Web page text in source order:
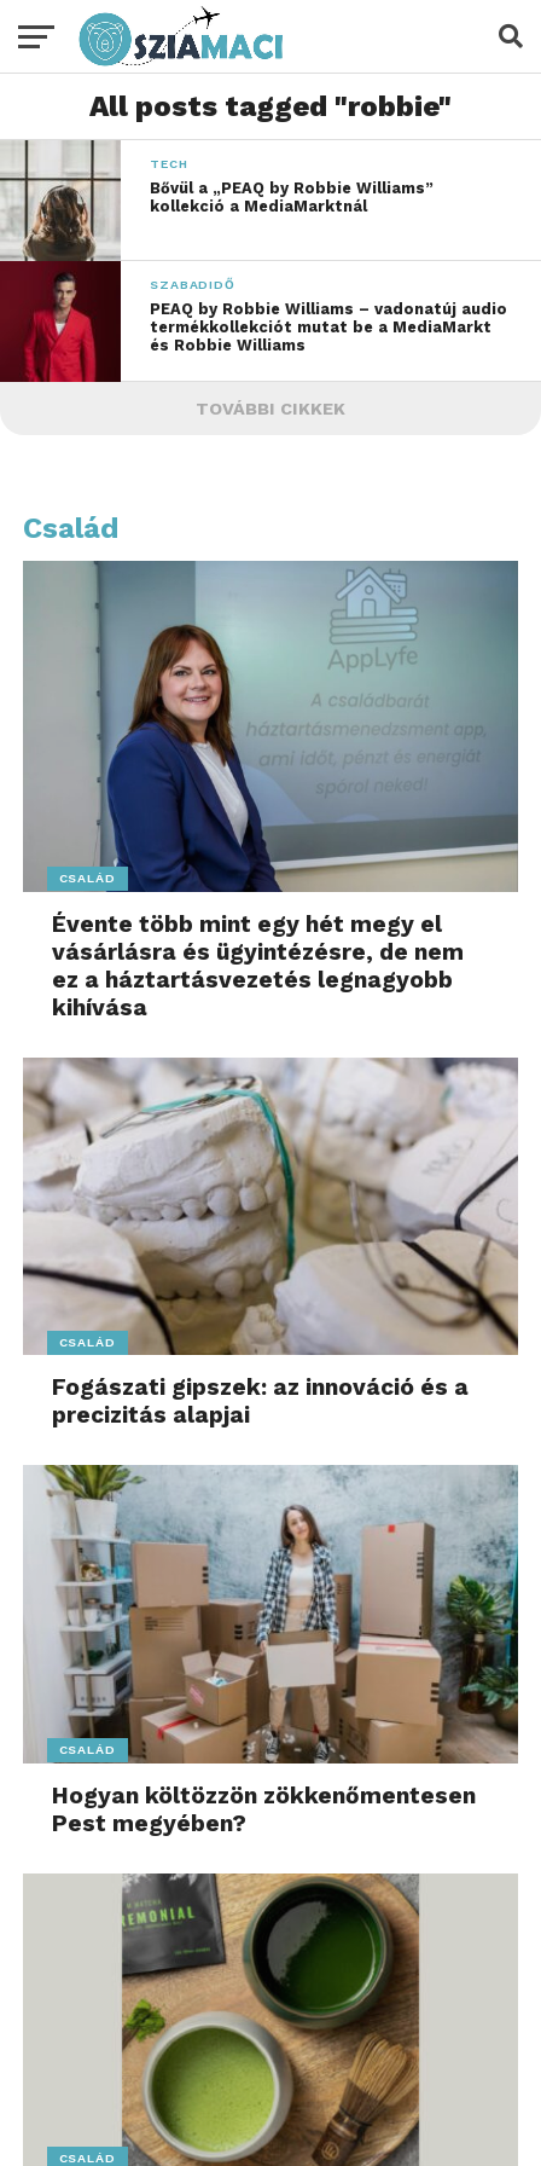
All posts tagged "robbie"
TECH
Bővül a „PEAQ by Robbie Williams”
kollekció a MediaMarktnál
SZABADIDŐ
PEAQ by Robbie Williams – vadonatúj audio
termékkollekciót mutat be a MediaMarkt
és Robbie Williams
TOVÁBBI CIKKEK
Család
CSALÁD
Évente több mint egy hét megy el
vásárlásra és ügyintézésre, de nem
ez a háztartásvezetés legnagyobb
kihívása
CSALÁD
Fogászati gipszek: az innováció és a
precizitás alapjai
CSALÁD
Hogyan költözzön zökkenőmentesen
Pest megyében?
CSALÁD